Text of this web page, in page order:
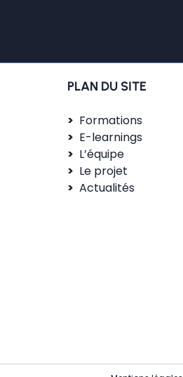
PLAN DU SITE
Formations
E-learnings
L’équipe
Le projet
Actualités